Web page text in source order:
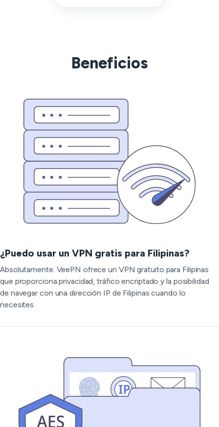
Beneficios
¿Puedo usar un VPN gratis para Filipinas?
Absolutamente. VeePN ofrece un VPN gratuito para Filipinas
que proporciona privacidad, tráfico encriptado y la posibilidad
de navegar con una dirección IP de Filipinas cuando lo
necesites.